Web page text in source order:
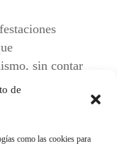
de
como las cookies para
sin contar
Ejecutivo
de forma